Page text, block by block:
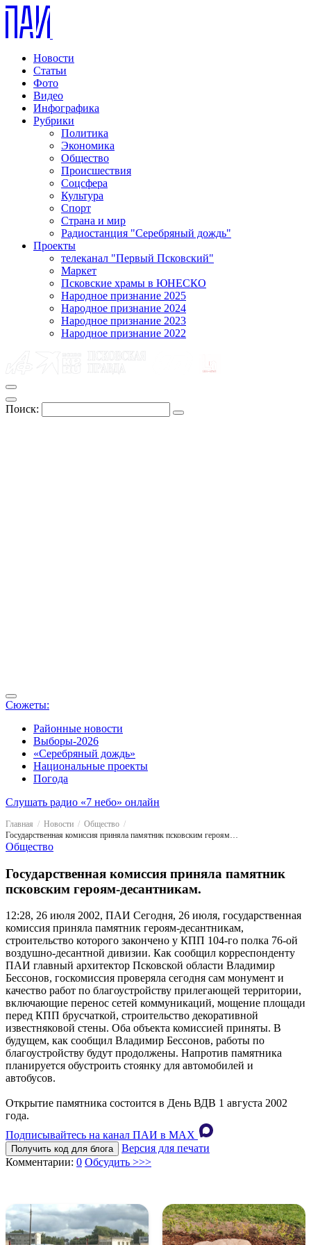
Новости
Статьи
Фото
Видео
Инфографика
Рубрики
Политика
Экономика
Общество
Происшествия
Соцсфера
Культура
Спорт
Страна и мир
Радиостанция "Серебряный дождь"
Проекты
телеканал "Первый Псковский"
Маркет
Псковские храмы в ЮНЕСКО
Народное признание 2025
Народное признание 2024
Народное признание 2023
Народное признание 2022
Поиск:
Сюжеты:
Районные новости
Выборы-2026
«Серебряный дождь»
Национальные проекты
Погода
Слушать радио «7 небо» онлайн
Главная Новости
Общество
Государственная комиссия приняла памятник псковским героям-десантникам.
Общество
Государственная комиссия приняла памятник
псковским героям-десантникам.
12:28, 26 июля 2002, ПАИ Сегодня, 26 июля, государственная
комиссия приняла памятник героям-десантникам,
строительство которого закончено у КПП 104-го полка 76-ой
воздушно-десантной дивизии. Как сообщил корреспонденту
ПАИ главный архитектор Псковской области Владимир
Бессонов, госкомиссия проверяла сегодня сам монумент и
качество работ по благоустройству прилегающей территории,
включающие перенос сетей коммуникаций, мощение площади
перед КПП брусчаткой, строительство декоративной
известняковой стены. Оба объекта комиссией приняты. В
будущем, как сообщил Владимир Бессонов, работы по
благоустройству будут продолжены. Напротив памятника
планируется обустроить стоянку для автомобилей и
автобусов.
Открытие памятника состоится в День ВДВ 1 августа 2002
года.
Подписывайтесь на канал ПАИ в MAХ
Получить код для блога
Версия для печати
Комментарии: 0 Обсудить >>>